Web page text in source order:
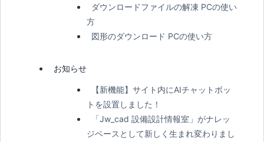
ダウンロードファイルの解凍 PCの使い
方
図形のダウンロード PCの使い方
お知らせ
【新機能】サイト内にAIチャットボッ
トを設置しました！
「Jw_cad 設備設計情報室」がナレッ
ジベースとして新しく生まれ変わりまし